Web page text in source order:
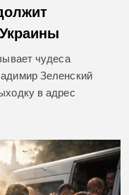
чудеса
Зеленский
в адрес